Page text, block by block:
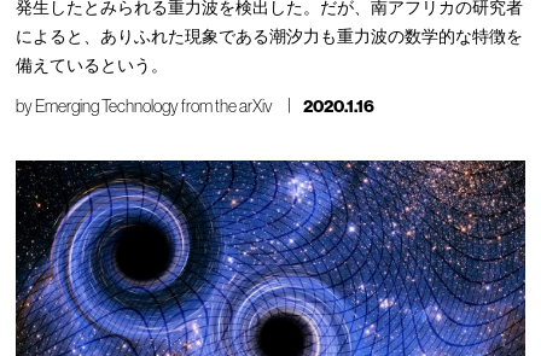
発生したとみられる重力波を検出した。だが、南アフリカの研究者
によると、ありふれた現象である潮汐力も重力波の数学的な特徴を
備えているという。
byEmerging Technology from the arXiv 2020.1.16